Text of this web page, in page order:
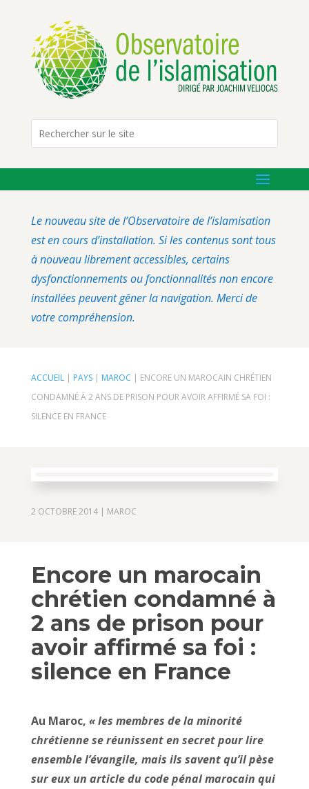
Le nouveau site de l’Observatoire de l’islamisation
est en cours d’installation. Si les contenus sont tous
à nouveau librement accessibles, certains
dysfonctionnements ou fonctionnalités non encore
installées peuvent gêner la navigation. Merci de
votre compréhension.
ACCUEIL| PAYS| MAROC | ENCORE UN MAROCAIN CHRÉTIEN
CONDAMNÉ À 2 ANS DE PRISON POUR AVOIR AFFIRMÉ SA FOI :
SILENCE EN FRANCE
2 OCTOBRE 2014| MAROC
Encore un marocain
chrétien condamné à
2 ans de prison pour
avoir affirmé sa foi :
silence en France
Au Maroc, « les membres de la minorité
chrétienne se réunissent en secret pour lire
ensemble l’évangile, mais ils savent qu’il pèse
sur eux un article du code pénal marocain qui